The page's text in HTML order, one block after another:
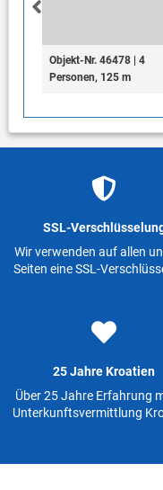
Objekt-Nr. 46478 | 4
Personen, 125 m
SSL-
Wir verwenden auf allen
Seiten eine SSL-
25 Jahre Kroatien
Über 25 Jahre Erfahrung
Unterkunftsvermittlung